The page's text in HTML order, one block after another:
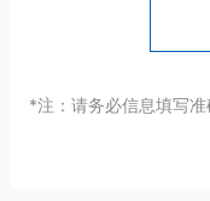
*注：请务必信息填写